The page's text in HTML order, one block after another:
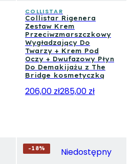
COLLISTAR
Collistar Rigenera
Zestaw Krem
Przeciwzmarszczkowy
Wygładzający Do
Twarzy + Krem Pod
Oczy + Dwufazowy Płyn
Do Demakijażu z The
Bridge kosmetyczką
206,00 zł285,00 zł
-18% Niedostępny